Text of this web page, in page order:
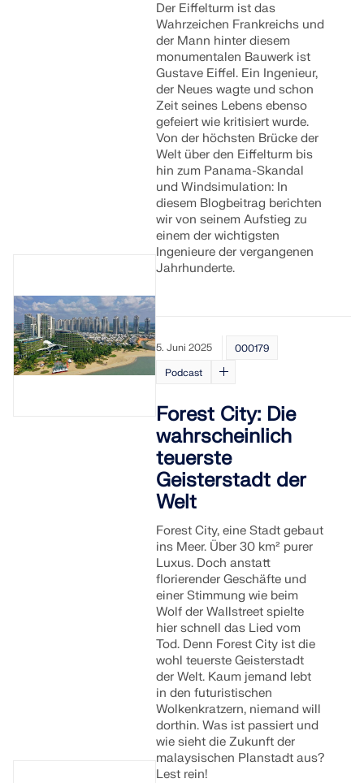
Der Eiffelturm ist das
Wahrzeichen Frankreichs und
der Mann hinter diesem
monumentalen Bauwerk ist
Gustave Eiffel. Ein Ingenieur,
der Neues wagte und schon
Zeit seines Lebens ebenso
gefeiert wie kritisiert wurde.
Von der höchsten Brücke der
Welt über den Eiffelturm bis
hin zum Panama-Skandal
und Windsimulation: In
diesem Blogbeitrag berichten
wir von seinem Aufstieg zu
einem der wichtigsten
Ingenieure der vergangenen
Jahrhunderte.
5. Juni 2025
000179
Podcast
Forest City: Die
wahrscheinlich
teuerste
Geisterstadt der
Welt
Forest City, eine Stadt gebaut
ins Meer. Über 30 km² purer
Luxus. Doch anstatt
florierender Geschäfte und
einer Stimmung wie beim
Wolf der Wallstreet spielte
hier schnell das Lied vom
Tod. Denn Forest City ist die
wohl teuerste Geisterstadt
der Welt. Kaum jemand lebt
in den futuristischen
Wolkenkratzern, niemand will
dorthin. Was ist passiert und
wie sieht die Zukunft der
malaysischen Planstadt aus?
Lest rein!